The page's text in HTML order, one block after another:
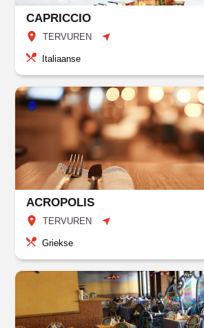
CAPRICCIO
TERVUREN
Italiaanse
ACROPOLIS
TERVUREN
Griekse